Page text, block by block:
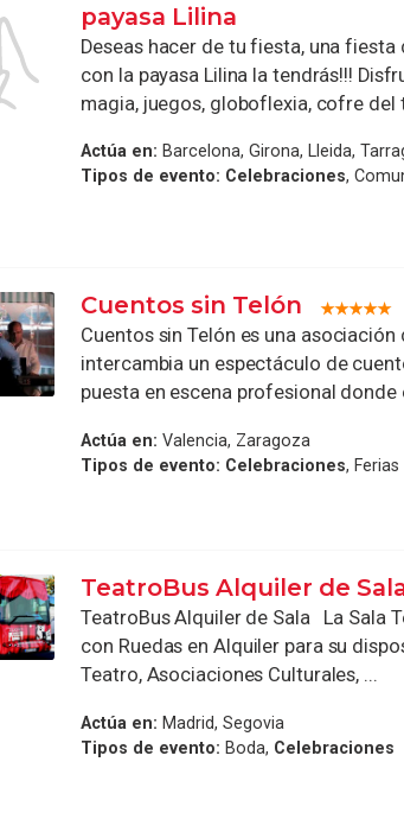
payasa Lilina
Deseas hacer de tu fiesta, una
con la payasa Lilina la tendrás!!!
magia, juegos, globoflexia, cofre del
Actúa en: Barcelona, Girona, Lleida,
Tipos de evento: Celebraciones,
Cuentos sin Telón
Cuentos sin Telón es una
intercambia un espectáculo de
puesta en escena profesional donde
Actúa en: Valencia, Zaragoza
Tipos de evento: Celebraciones, Ferias
TeatroBus Alquiler de
TeatroBus Alquiler de Sala La Sala
con Ruedas en Alquiler para su
Teatro, Asociaciones Culturales, ...
Actúa en: Madrid, Segovia
Tipos de evento: Boda, Celebraciones